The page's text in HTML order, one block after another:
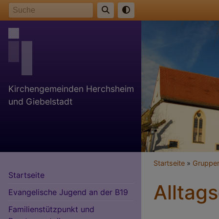
Direkt
zum
Inhalt
Kirchengemeinden Herchsheim
und Giebelstadt
Startseite
Evangelische Jugend an der B19
Familienstützpunkt und
Startseite